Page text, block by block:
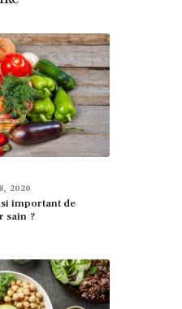
2020
important de
sain ?